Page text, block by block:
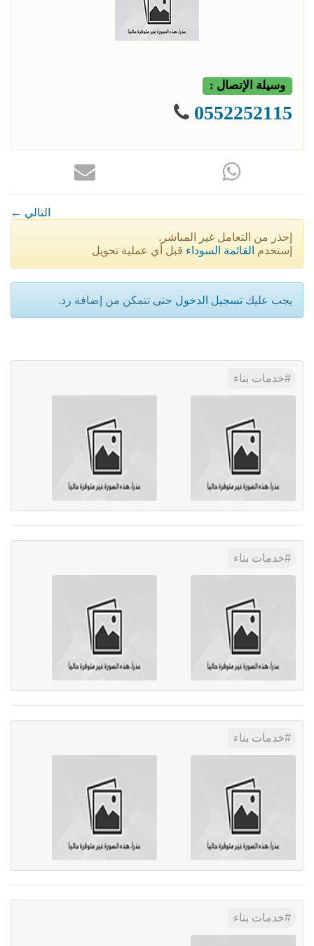
وسيلة الإتصال :
0552252115
← التالي
إحذر من التعامل غير المباشر.
إستخدم القائمة السوداء قبل أي عملية تحويل
يجب عليك تسجيل الدخول حتى تتمكن من إضافة رد.
خدمات بناء
خدمات بناء
خدمات بناء
خدمات بناء